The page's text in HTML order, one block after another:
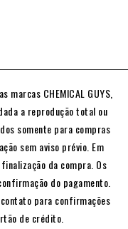
CHEMICAL GUYS,
a reprodução total ou
somente para compras
sem aviso prévio. Em
da compra. Os
do pagamento.
para confirmações
de crédito.